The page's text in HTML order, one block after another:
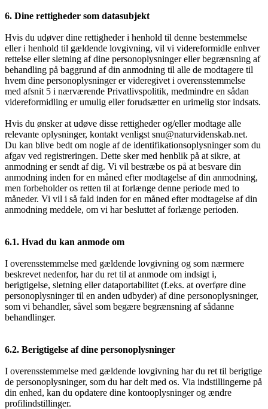
6. Dine rettigheder som datasubjekt
Hvis du udøver dine rettigheder i henhold til denne bestemmelse
eller i henhold til gældende lovgivning, vil vi videreformidle enhver
rettelse eller sletning af dine personoplysninger eller begrænsning af
behandling på baggrund af din anmodning til alle de modtagere til
hvem dine personoplysninger er videregivet i overensstemmelse
med afsnit 5 i nærværende Privatlivspolitik, medmindre en sådan
videreformidling er umulig eller forudsætter en urimelig stor indsats.
Hvis du ønsker at udøve disse rettigheder og/eller modtage alle
relevante oplysninger, kontakt venligst snu@naturvidenskab.net.
Du kan blive bedt om nogle af de identifikationsoplysninger som du
afgav ved registreringen. Dette sker med henblik på at sikre, at
anmodning er sendt af dig. Vi vil bestræbe os på at besvare din
anmodning inden for en måned efter modtagelse af din anmodning,
men forbeholder os retten til at forlænge denne periode med to
måneder. Vi vil i så fald inden for en måned efter modtagelse af din
anmodning meddele, om vi har besluttet af forlænge perioden.
6.1. Hvad du kan anmode om
I overensstemmelse med gældende lovgivning og som nærmere
beskrevet nedenfor, har du ret til at anmode om indsigt i,
berigtigelse, sletning eller dataportabilitet (f.eks. at overføre dine
personoplysninger til en anden udbyder) af dine personoplysninger,
som vi behandler, såvel som begære begrænsning af sådanne
behandlinger.
6.2. Berigtigelse af dine personoplysninger
I overensstemmelse med gældende lovgivning har du ret til berigtige
de personoplysninger, som du har delt med os. Via indstillingerne på
din enhed, kan du opdatere dine kontooplysninger og ændre
profilindstillinger.